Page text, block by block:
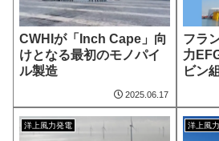
CWHIが「Inch Cape」向
けとなる最初のモノパイ
ル製造
2025.06.17
フラ
力
ビン
洋上風力発電 洋上風